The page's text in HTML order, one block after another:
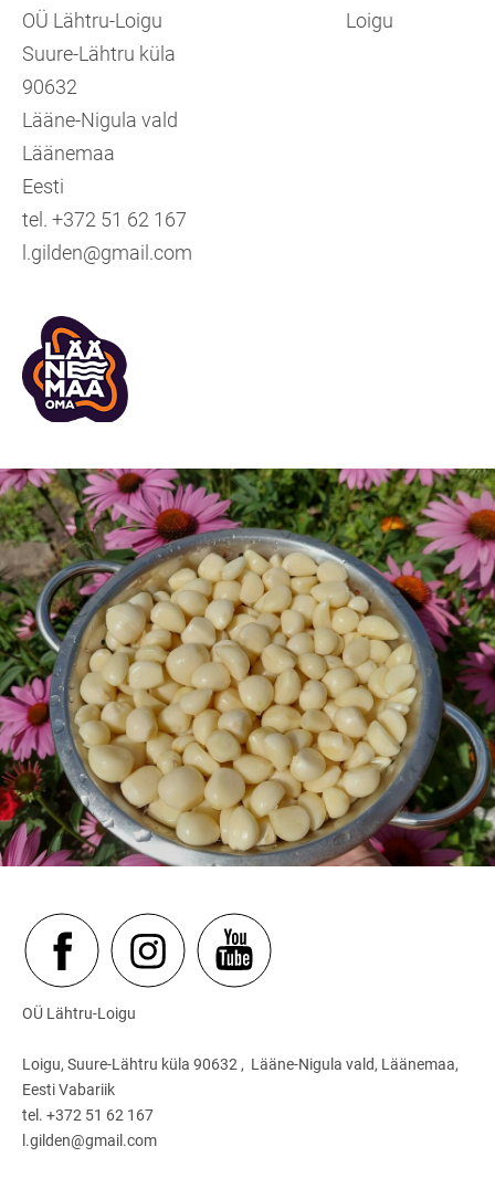
OÜ Lähtru-Loigu Loigu
Suure-Lähtru küla
90632
Lääne-Nigula vald
Läänemaa
Eesti
tel. +372 51 62 167
l.gilden@gmail.com
OÜ Lähtru-Loigu
Loigu, Suure-Lähtru küla 90632 , Lääne-Nigula vald, Läänemaa,
Eesti Vabariik
tel. +372 51 62 167
l.gilden@gmail.com